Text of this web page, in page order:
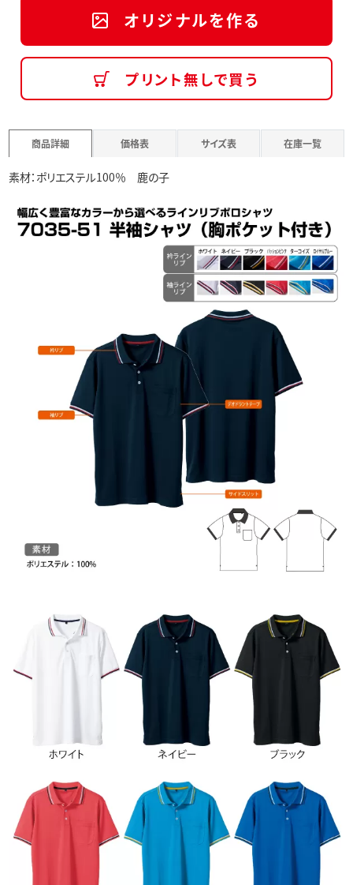
オリジナルを作る
プリント無しで買う
商品詳細 価格表 サイズ表 在庫一覧
素材：ポリエステル100％ 鹿の子